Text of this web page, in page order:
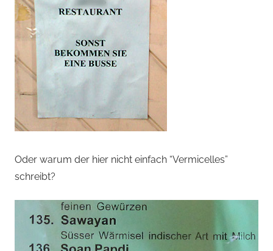
Oder warum der hier nicht einfach “Vermicelles”
schreibt?